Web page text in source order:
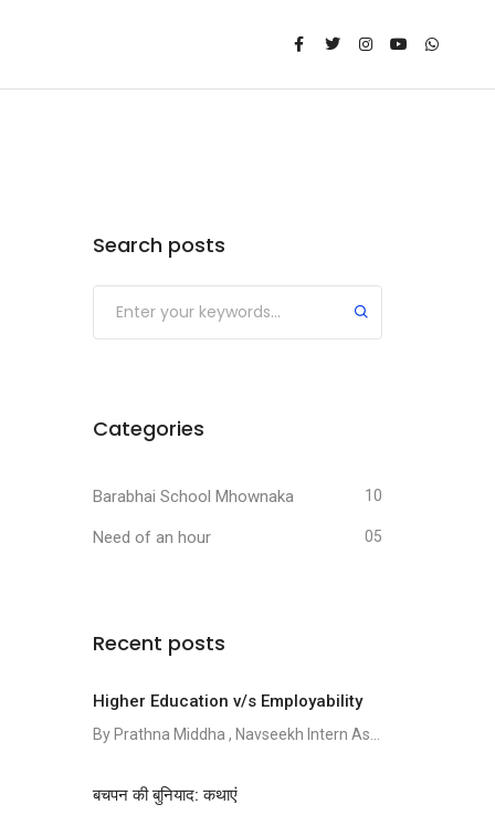
Search posts
Categories
Barabhai School Mhownaka 10
Need of an hour 05
Recent posts
Higher Education v/s Employability
By Prathna Middha , Navseekh Intern As...
बचपन की बुनियाद: कथाएं